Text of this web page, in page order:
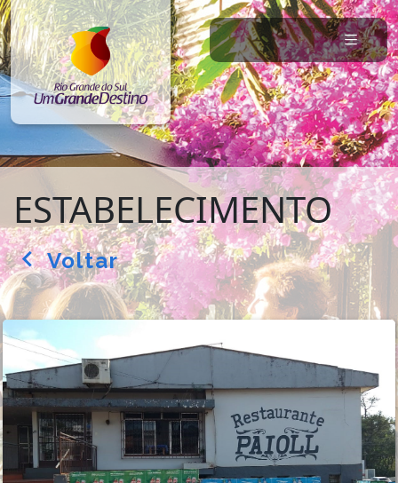
ESTABELECIMENTO
arrow_back_ios Voltar